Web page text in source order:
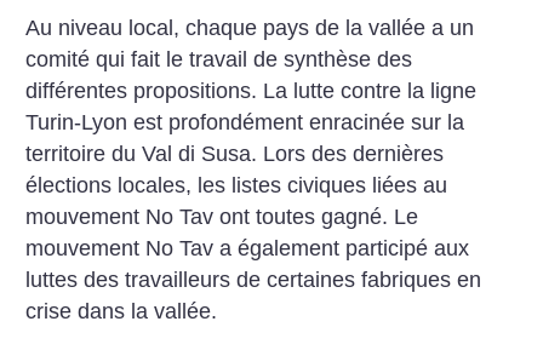
Au niveau local, chaque pays de la vallée a un
comité qui fait le travail de synthèse des
différentes propositions. La lutte contre la ligne
Turin-Lyon est profondément enracinée sur la
territoire du Val di Susa. Lors des dernières
élections locales, les listes civiques liées au
mouvement No Tav ont toutes gagné. Le
mouvement No Tav a également participé aux
luttes des travailleurs de certaines fabriques en
crise dans la vallée.